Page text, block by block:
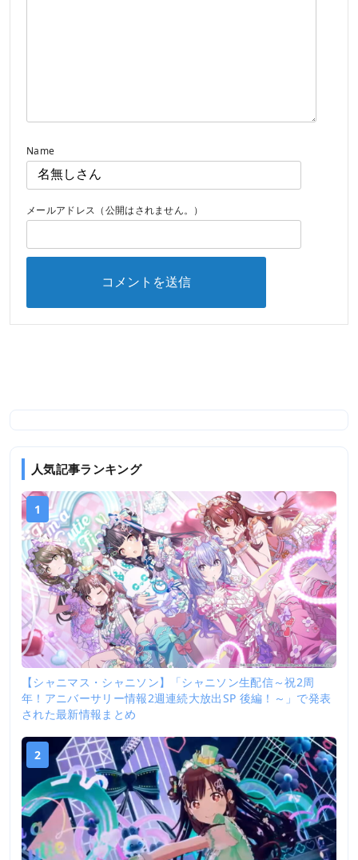
Name
メールアドレス（公開はされません。）
人気記事ランキング
1
【シャニマス・シャニソン】「シャニソン生配信～祝2周
年！アニバーサリー情報2週連続大放出SP 後編！～」で発表
された最新情報まとめ
2